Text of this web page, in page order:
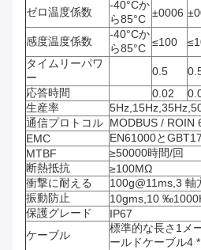
ゼロ温度係数
-40°Cか
ら85°C ±0006
感度温度係数
-40°Cか
ら85°C ≤100
タイムリーパワ
ー
0.5
応答時間
0.02
生産率
通信プロトコル MODBUS / ROIN
EMC
EN61000と
MTBF
≥50000時間/回
断熱抵抗
≥100MΩ
衝撃に耐える
100g@11ms,3 軸
振動防止
10gms,10
保護グレード
IP67
ケーブル
標準的な長さ1メ
ールドケーブル4